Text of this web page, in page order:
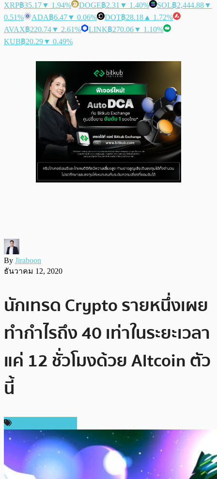
XRP฿35.17▼ 1.94% DOGE฿2.31 ▼ 1.40% SOL฿2,444.88▼
0.51%
ADA฿6.47▼ 0.06% DOT฿28.18 ▲ 1.72%
AVAX฿220.74▼ 2.61% LINK฿270.06▼ 1.10%
KUB฿20.29▼ 0.49%
By Jiraboon
ธันวาคม 12, 2020
นักเทรด Crypto รายหนึ่งเผย
ทำกำไรถึง 40 เท่าในระยะเวลา
แค่ 12 ชั่วโมงด้วย Altcoin ตัว
นี้